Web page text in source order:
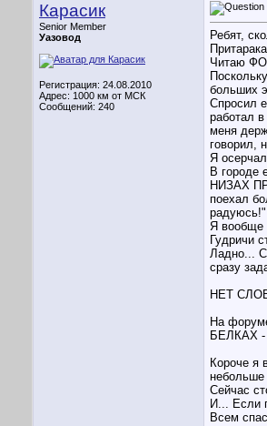
Карасик
Senior Member
Уазовод
Регистрация: 24.08.2010
Адрес: 1000 км от МСК
Сообщений: 240
Ребят,
Читаю
больших
Спросил
работал
меня
говорил,
Я
В
НИЗАХ
поехал
радуюсь!"
Я вообще
Гудричи
Ладно...
сразу
НЕТ
На
БЕЛКАХ -
Короче я
небольше
Сейчас
И... Если
Всем